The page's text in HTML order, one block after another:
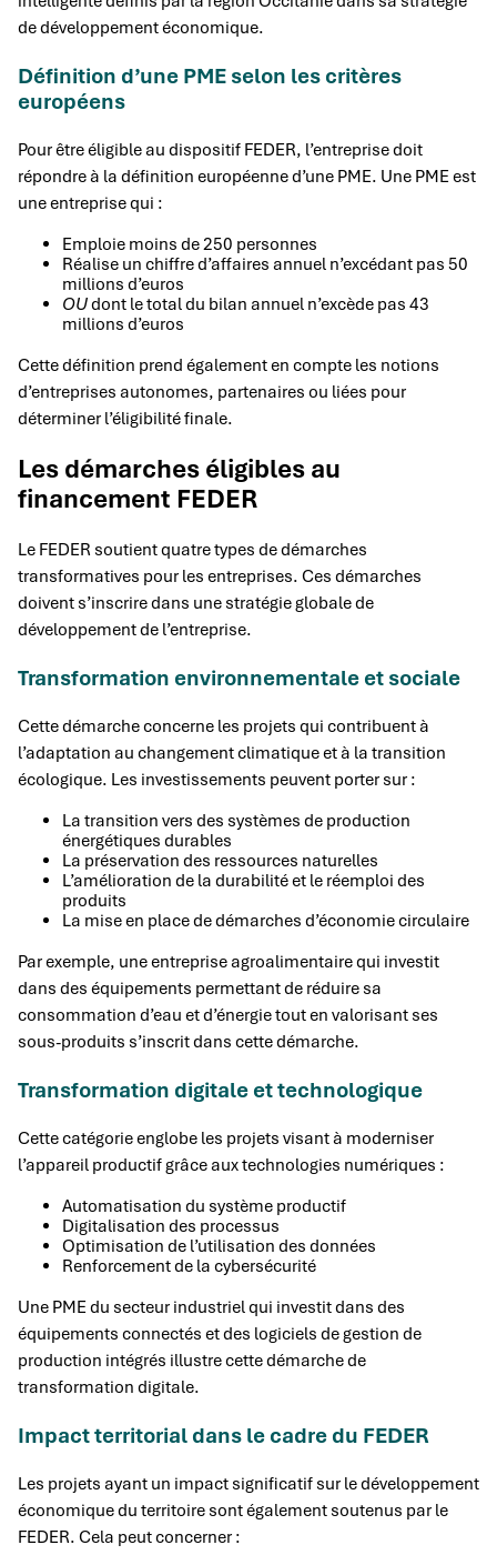
de développement économique.
Définition d’une PME selon les critères
européens
Pour être éligible au dispositif FEDER, l’entreprise doit
répondre à la définition européenne d’une PME. Une PME est
une entreprise qui :
Emploie moins de 250 personnes
Réalise un chiffre d’affaires annuel n’excédant pas 50
millions d’euros
OUdont le total du bilan annuel n’excède pas 43
millions d’euros
Cette définition prend également en compte les notions
d’entreprises autonomes, partenaires ou liées pour
déterminer l’éligibilité finale.
Les démarches éligibles au
financement FEDER
Le FEDER soutient quatre types de démarches
transformatives pour les entreprises. Ces démarches
doivent s’inscrire dans une stratégie globale de
développement de l’entreprise.
Transformation environnementale et sociale
Cette démarche concerne les projets qui contribuent à
l’adaptation au changement climatique et à la transition
écologique. Les investissements peuvent porter sur :
La transition vers des systèmes de production
énergétiques durables
La préservation des ressources naturelles
L’amélioration de la durabilité et le réemploi des
produits
La mise en place de démarches d’économie circulaire
Par exemple, une entreprise agroalimentaire qui investit
dans des équipements permettant de réduire sa
consommation d’eau et d’énergie tout en valorisant ses
sous-produits s’inscrit dans cette démarche.
Transformation digitale et technologique
Cette catégorie englobe les projets visant à moderniser
l’appareil productif grâce aux technologies numériques :
Automatisation du système productif
Digitalisation des processus
Optimisation de l’utilisation des données
Renforcement de la cybersécurité
Une PME du secteur industriel qui investit dans des
équipements connectés et des logiciels de gestion de
production intégrés illustre cette démarche de
transformation digitale.
Impact territorial dans le cadre du FEDER
Les projets ayant un impact significatif sur le développement
économique du territoire sont également soutenus par le
FEDER. Cela peut concerner :